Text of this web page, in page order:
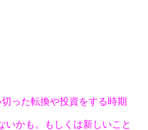
った転換や投資をする時期
いかも。もしくは新しいこと